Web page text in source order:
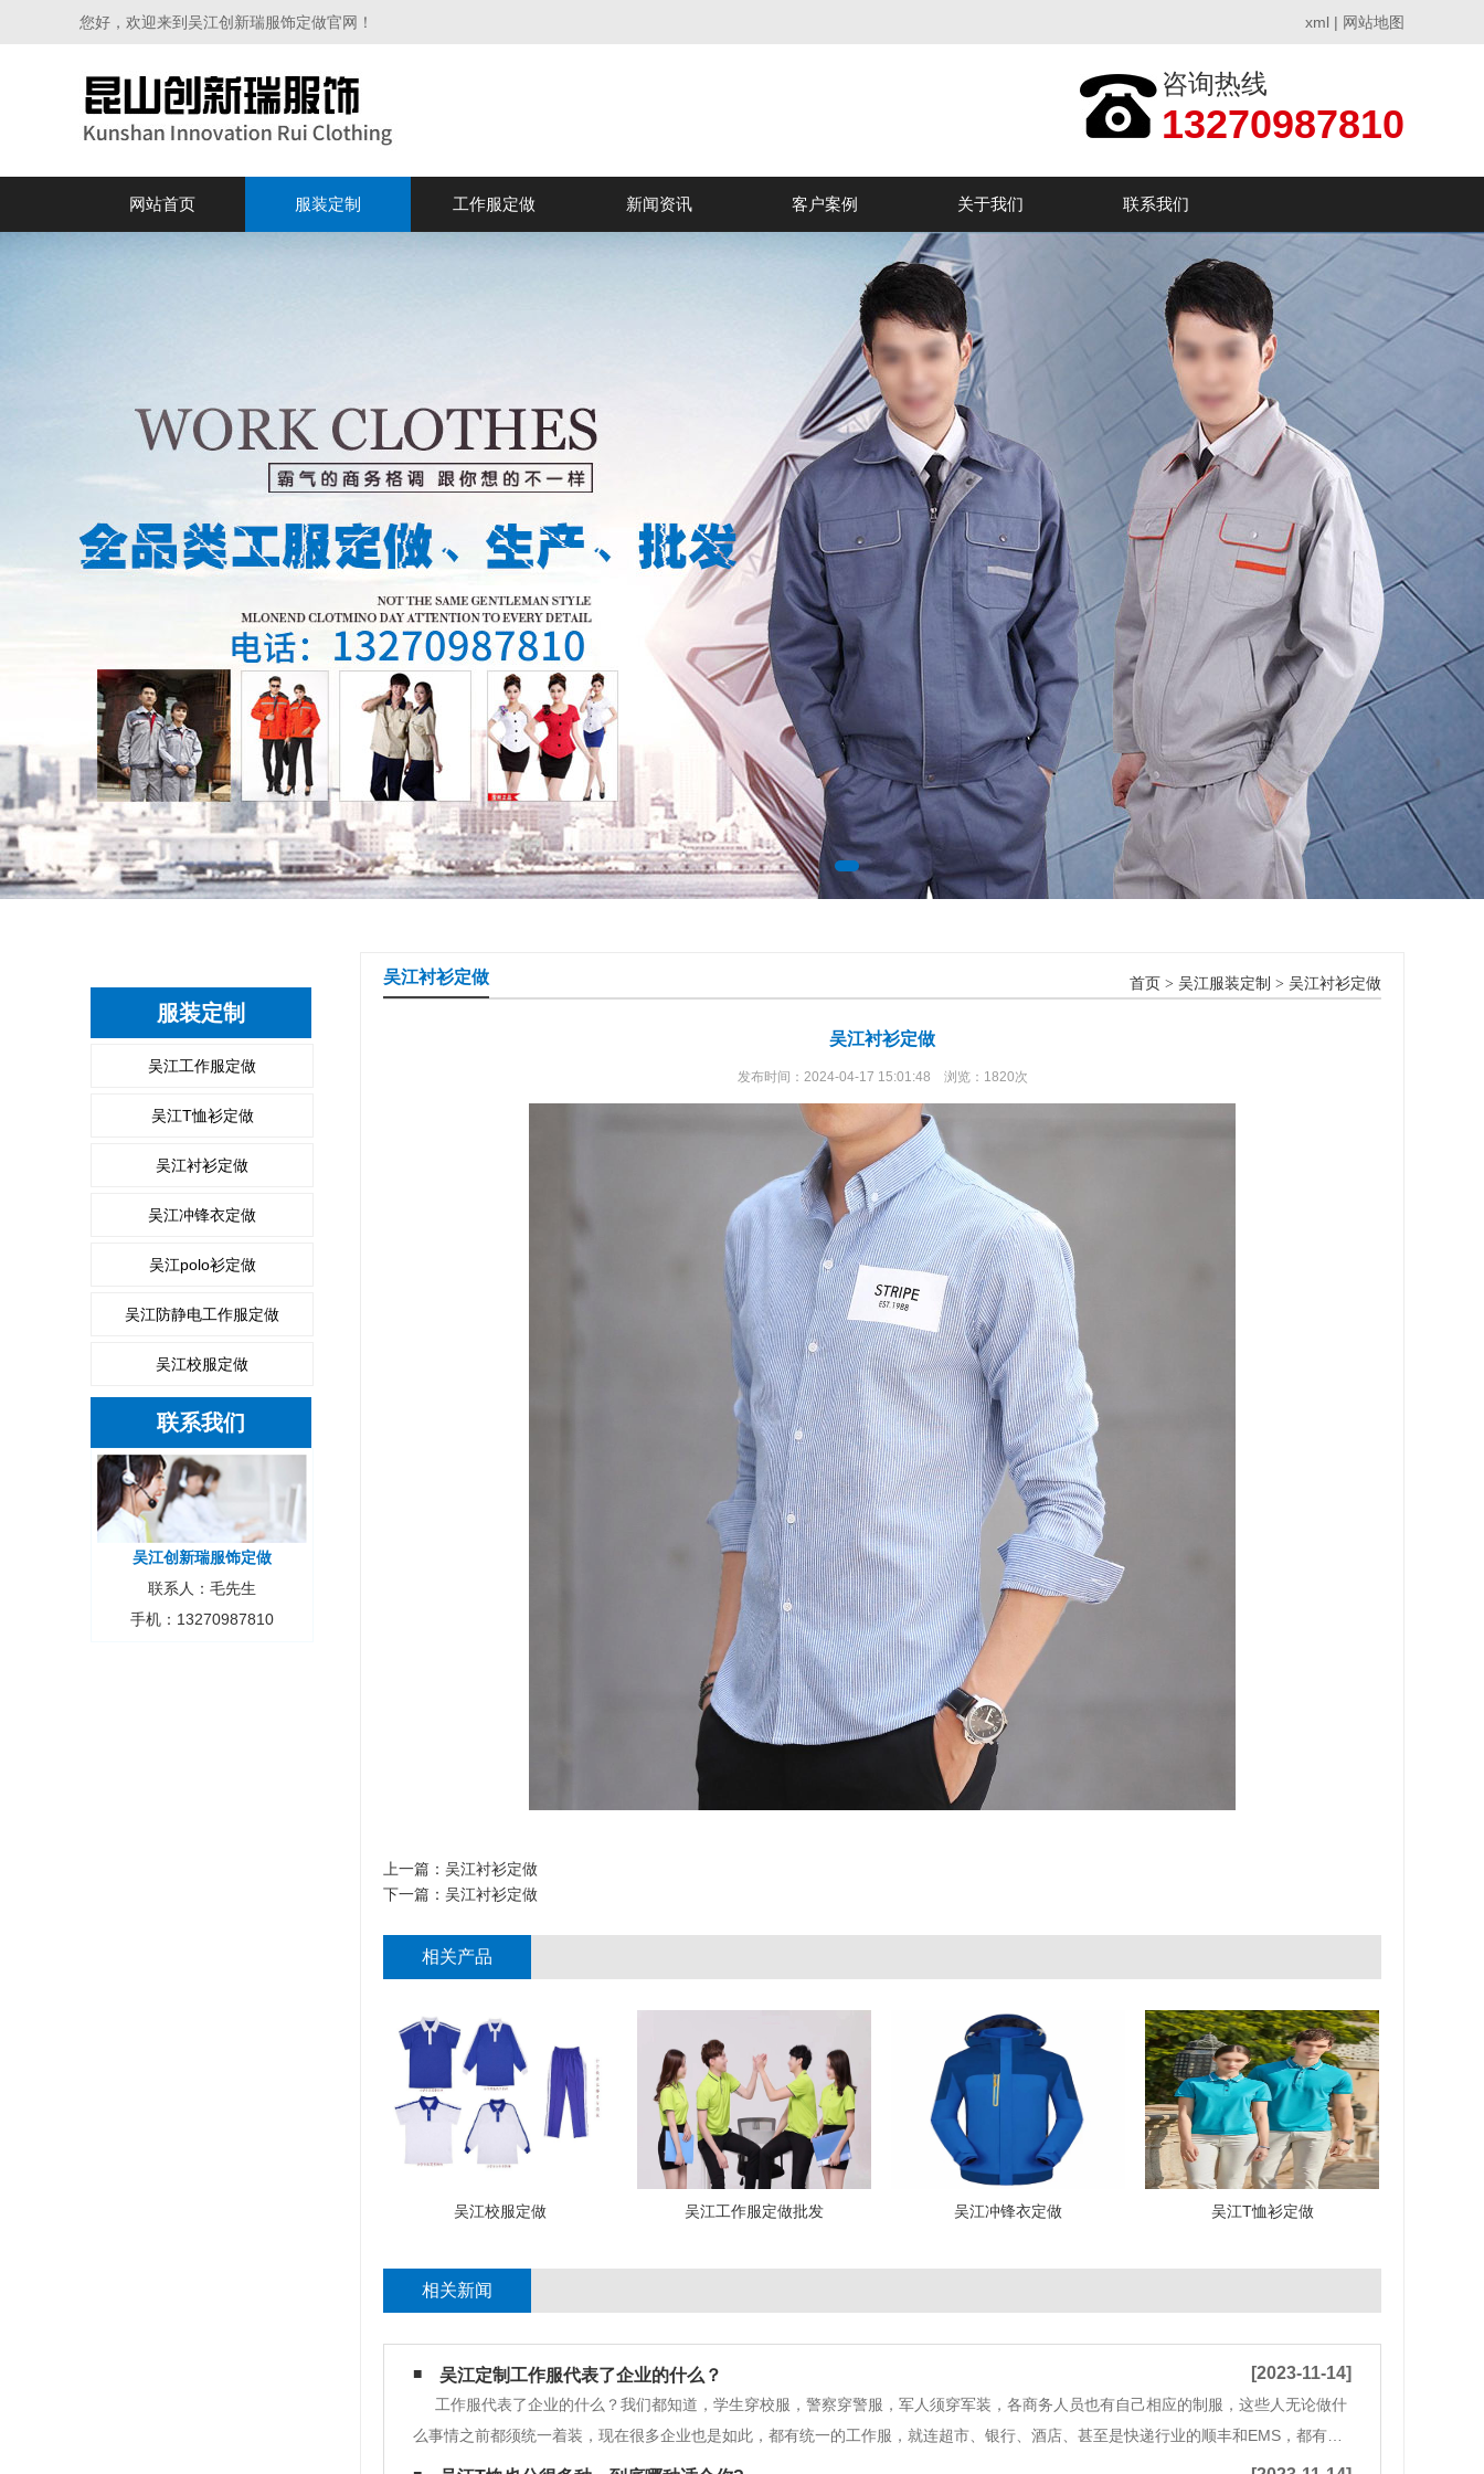
您好，欢迎来到吴江创新瑞服饰定做官网！ xml | 网站地图
咨询热线
13270987810
网站首页 服装定制 工作服定做 新闻资讯 客户案例 关于我们 联系我们
服装定制
吴江工作服定做
吴江T恤衫定做
吴江衬衫定做
吴江冲锋衣定做
吴江polo衫定做
吴江防静电工作服定做
吴江校服定做
联系我们
吴江创新瑞服饰定做
联系人：毛先生
手机：13270987810
吴江衬衫定做 首页 > 吴江服装定制 > 吴江衬衫定做
吴江衬衫定做
发布时间：2024-04-17 15:01:48 浏览：1820次
上一篇： 吴江衬衫定做
下一篇： 吴江衬衫定做
相关产品
吴江校服定做 吴江工作服定做批发 吴江冲锋衣定做 吴江T恤衫定做
相关新闻
吴江定制工作服代表了企业的什么？ [2023-11-14]
工作服代表了企业的什么？我们都知道，学生穿校服，警察穿警服，军人须穿军装，各商务人员也有自己相应的制服，这些人无论做什
么事情之前都须统一着装，现在很多企业也是如此，都有统一的工作服，就连超市、银行、酒店、甚至是快递行业的顺丰和EMS，都有统
一的工作服。为什么现如今的企业如此重视员工的着装？随着中国企业不发的不断前进，工作服俨然成了企业文化中必不可少的组成部